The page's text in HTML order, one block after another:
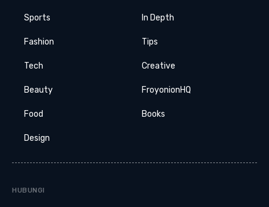
Sports
Fashion
Tech
Beauty
Food
Design
In Depth
Tips
Creative
FroyonionHQ
Books
HUBUNGI